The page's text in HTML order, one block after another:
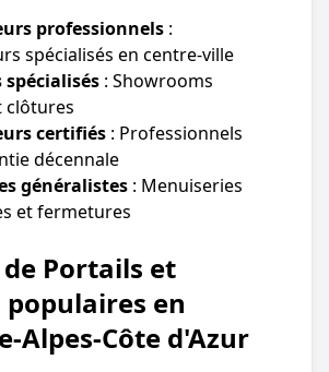
professionnels :
spécialisés en centre-ville
spécialisés : Showrooms
clôtures
certifiés : Professionnels
décennale
généralistes : Menuiseries
et fermetures
de Portails et
populaires en
Alpes-Côte d'Azur